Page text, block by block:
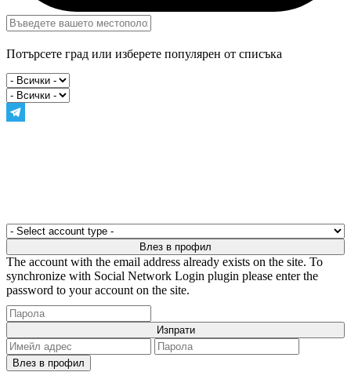
Потърсете град или изберете популярен от списъка
The account with the email address already exists on the site. To
synchronize with Social Network Login plugin please enter the
password to your account on the site.